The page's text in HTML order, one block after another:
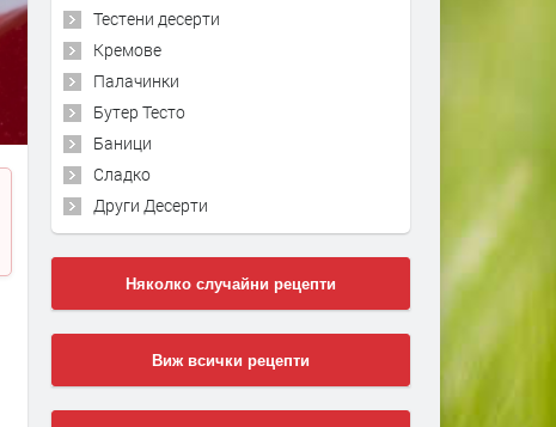
Тестени десерти
Кремове
Палачинки
Бутер Тесто
Баници
Сладко
Други Десерти
Няколко случайни рецепти
Виж всички рецепти